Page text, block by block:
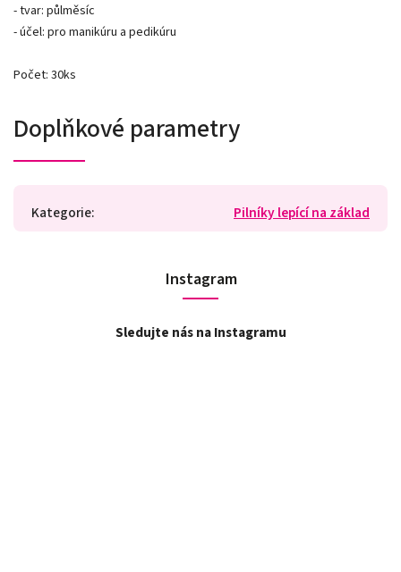
- tvar: půlměsíc
- účel: pro manikúru a pedikúru
Počet: 30ks
Doplňkové parametry
Kategorie: Pilníky lepící na základ
Instagram
Sledujte nás na Instagramu